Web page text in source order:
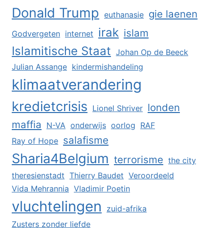
Donald Trump euthanasie gie laenen
Godvergeten internet irak islam
Islamitische Staat Johan Op de Beeck
Julian Assange kindermishandeling
klimaatverandering
kredietcrisis Lionel Shriver londen
maffia
N-VA onderwijs oorlog RAF
Ray of Hope salafisme
Sharia4Belgium terrorisme the city
theresienstadt Thierry Baudet Veroordeeld
Vida Mehrannia Vladimir Poetin
vluchtelingen
zuid-afrika
Zusters zonder liefde